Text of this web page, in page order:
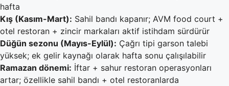
hafta
Kış (Kasım-Mart): Sahil bandı kapanır; AVM food court +
otel restoran + zincir markaları aktif istihdam sürdürür
Düğün sezonu (Mayıs-Eylül): Çağrı tipi garson talebi
yüksek; ek gelir kaynağı olarak hafta sonu çalışılabilir
Ramazan dönemi: İftar + sahur restoran operasyonları
artar; özellikle sahil bandı + otel restoranlarda